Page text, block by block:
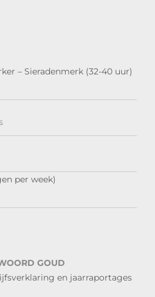
– Sieradenmerk (32-40 uur)
per week)
GOUD
en jaarraportages